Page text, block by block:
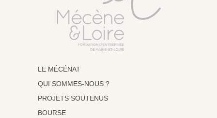
LE MÉCÉNAT
QUI SOMMES-NOUS ?
PROJETS SOUTENUS
BOURSE